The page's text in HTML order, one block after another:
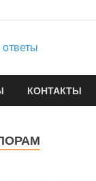
КОНТАКТЫ